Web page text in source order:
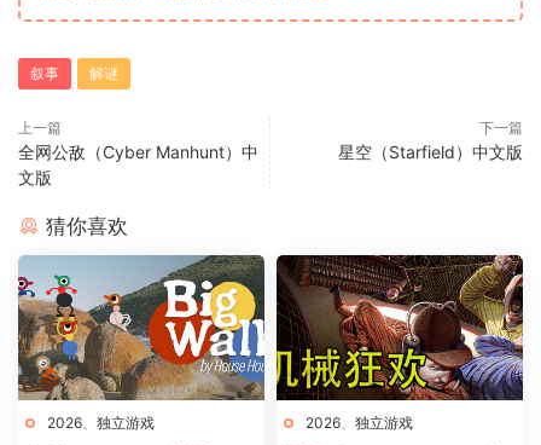
叙事 解谜
上一篇
全网公敌（Cyber Manhunt）中
文版
下一篇
星空（Starfield）中文版
猜你喜欢
2026 独立游戏 2026 独立游戏